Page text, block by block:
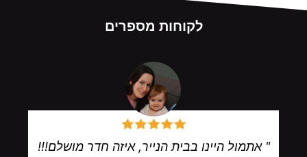
לקוחות מספרים
" אתמול היינו בבית הנייר, איזה חדר מושלם!!!